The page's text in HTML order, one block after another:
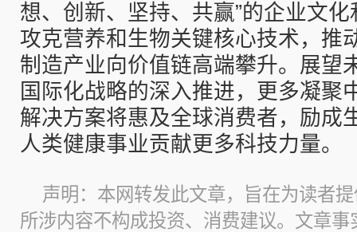
想、创新、坚持、共赢”的企业文
攻克营养和生物关键核心技术，推
制造产业向价值链高端攀升。展望
国际化战略的深入推进，更多凝聚
解决方案将惠及全球消费者，励成
人类健康事业贡献更多科技力量。
声明：本网转发此文章，旨在为读者
所涉内容不构成投资、消费建议。文章